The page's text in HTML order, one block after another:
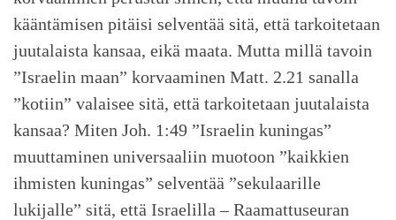
kääntämisen pitäisi selventää sitä, että tarkoitetaan
juutalaista kansaa, eikä maata. Mutta millä tavoin
”Israelin maan” korvaaminen Matt. 2.21 sanalla
”kotiin” valaisee sitä, että tarkoitetaan juutalaista
kansaa? Miten Joh. 1:49 ”Israelin kuningas”
muuttaminen universaaliin muotoon ”kaikkien
ihmisten kuningas” selventää ”sekulaarille
lukijalle” sitä, että Israelilla – Raamattuseuran